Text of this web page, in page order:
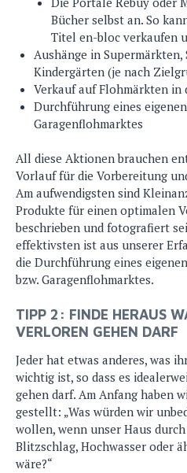
Bücher selbst an. So
Titel en-bloc verkaufen
Aushänge in Supermärkten,
Kindergärten (je nach
Verkauf auf Flohmärkten in
Durchführung eines
Garagenflohmarktes
All diese Aktionen brauchen
Vorlauf für die Vorbereitung
Am aufwendigsten sind
Produkte für einen optimalen
beschrieben und fotografiert
effektivsten ist aus unserer
die Durchführung eines
bzw. Garagenflohmarktes.
TIPP 2: FINDE HERAUS
VERLOREN GEHEN DARF
Jeder hat etwas anderes, was
wichtig ist, so dass es
gehen darf. Am Anfang haben
gestellt: „Was würden wir
wollen, wenn unser Haus
Blitzschlag, Hochwasser oder
wäre?“